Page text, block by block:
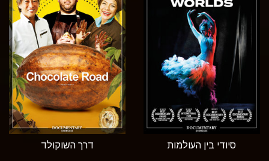
סיודי בין העולמות דרך השוקולד